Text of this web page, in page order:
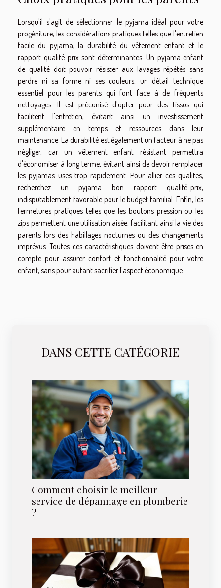
Lorsqu'il s'agit de sélectionner le pyjama idéal pour votre
progéniture, les considérations pratiques telles que l'entretien
facile du pyjama, la durabilité du vêtement enfant et le
rapport qualité-prix sont déterminantes. Un pyjama enfant
de qualité doit pouvoir résister aux lavages répétés sans
perdre ni sa forme ni ses couleurs, un détail technique
essentiel pour les parents qui font face à de fréquents
nettoyages. Il est préconisé d'opter pour des tissus qui
facilitent l'entretien, évitant ainsi un investissement
supplémentaire en temps et ressources dans leur
maintenance. La durabilité est également un facteur à ne pas
négliger, car un vêtement enfant résistant permettra
d'économiser à long terme, évitant ainsi de devoir remplacer
les pyjamas usés trop rapidement. Pour allier ces qualités,
recherchez un pyjama bon rapport qualité-prix,
indisputablement favorable pour le budget familial. Enfin, les
fermetures pratiques telles que les boutons pression ou les
zips permettent une utilisation aisée, facilitant ainsi la vie des
parents lors des habillages nocturnes ou des changements
imprévus. Toutes ces caractéristiques doivent être prises en
compte pour assurer confort et fonctionnalité pour votre
enfant, sans pour autant sacrifier l'aspect économique.
DANS CETTE CATÉGORIE
Comment choisir le meilleur
service de dépannage en plomberie
?